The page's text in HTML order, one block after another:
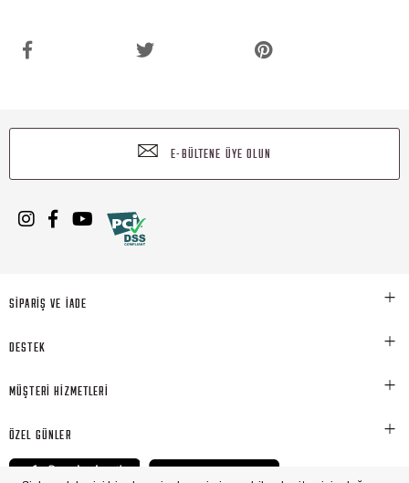
E-BÜLTENE ÜYE OLUN
SİPARİŞ VE İADE
DESTEK
MÜŞTERİ HİZMETLERİ
ÖZEL GÜNLER